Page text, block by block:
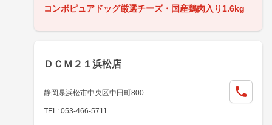
コンボピュアドッグ厳選チーズ・国産鶏肉入り1.6kg
ＤＣＭ２１浜松店
静岡県浜松市中央区中田町800
TEL: 053-466-5711